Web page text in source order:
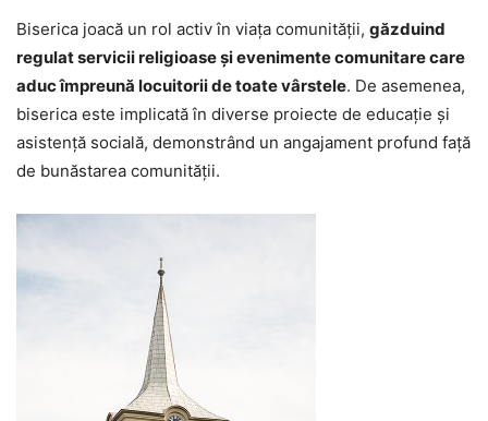
Biserica joacă un rol activ în viața comunității, găzduind
regulat servicii religioase și evenimente comunitare care
aduc împreună locuitorii de toate vârstele. De asemenea,
biserica este implicată în diverse proiecte de educație și
asistență socială, demonstrând un angajament profund față
de bunăstarea comunității.